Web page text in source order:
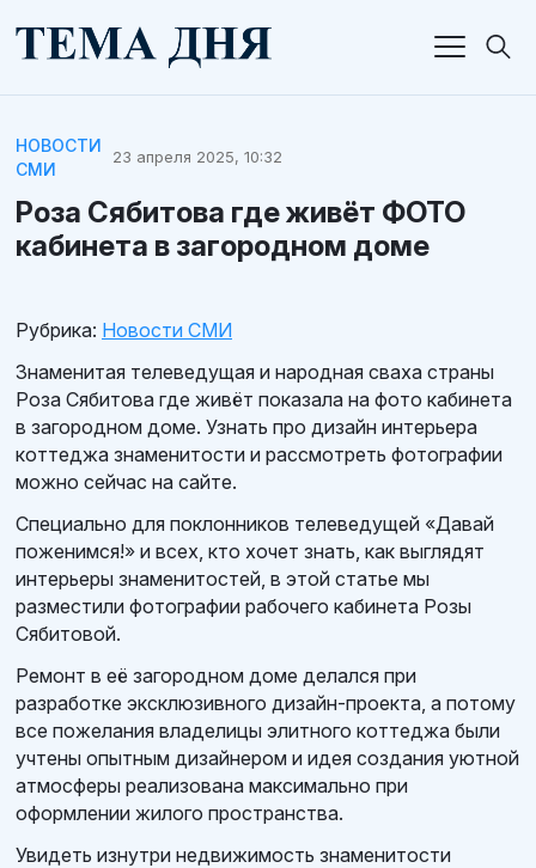
НОВОСТИ
СМИ
23 апреля 2025, 10:32
Роза Сябитова где живёт ФОТО
кабинета в загородном доме
Рубрика: Новости СМИ
Знаменитая телеведущая и народная сваха страны
Роза Сябитова где живёт показала на фото кабинета
в загородном доме. Узнать про дизайн интерьера
коттеджа знаменитости и рассмотреть фотографии
можно сейчас на сайте.
Специально для поклонников телеведущей «Давай
поженимся!» и всех, кто хочет знать, как выглядят
интерьеры знаменитостей, в этой статье мы
разместили фотографии рабочего кабинета Розы
Сябитовой.
Ремонт в её загородном доме делался при
разработке эксклюзивного дизайн-проекта, а потому
все пожелания владелицы элитного коттеджа были
учтены опытным дизайнером и идея создания уютной
атмосферы реализована максимально при
оформлении жилого пространства.
Увидеть изнутри недвижимость знаменитости